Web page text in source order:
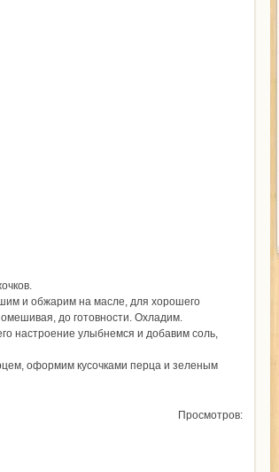
и обжарим на масле, для хорошего
до готовности. Охладим.
настроение улыбнемся и добавим соль,
оформим кусочками перца и зеленым
Просмотров: